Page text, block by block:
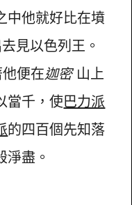
中他就好比在墳
見以色列王。
便在迦密山上
當千，使巴力派
的四百個先知落
盡。